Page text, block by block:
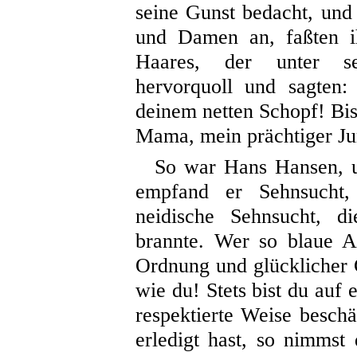
seine Gunst bedacht,
und Damen an, faßten
Haares, der unter
hervorquoll und
deinem netten Schopf!
Mama, mein prächtiger
So war Hans Hansen,
empfand er
neidische Sehnsucht,
brannte. Wer so blaue
Ordnung und
wie du! Stets bist du auf
respektierte Weise
erledigt hast, so nimmst